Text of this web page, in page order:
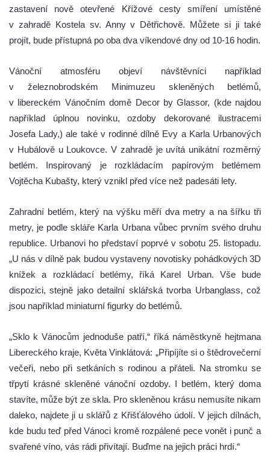
zastavení nově otevřené Křížové cesty smíření umístěné
v zahradě Kostela sv. Anny v Dětřichově. Můžete si ji také
projít, bude přístupná po oba dva víkendové dny od 10-16 hodin.
Vánoční atmosféru objeví návštěvníci například
v železnobrodském Minimuzeu skleněných betlémů,
v libereckém Vánočním domě Decor by Glassor, (kde najdou
například úplnou novinku, ozdoby dekorované ilustracemi
Josefa Lady,) ale také v rodinné dílně Evy a Karla Urbanových
v Hubálově u Loukovce. V zahradě je uvítá unikátní rozměrný
betlém. Inspirovaný je rozkládacím papírovým betlémem
Vojtěcha Kubašty, který vznikl před více než padesáti lety.
Zahradní betlém, který na výšku měří dva metry a na šířku tři
metry, je podle skláře Karla Urbana vůbec prvním svého druhu
republice. Urbanovi ho představí poprvé v sobotu 25. listopadu.
„U nás v dílně pak budou vystaveny novotisky pohádkových 3D
knížek a rozkládací betlémy,
říká Karel Urban. Vše bude
dispozici, stejně jako detailní sklářská tvorba Urbanglass, což
jsou například miniaturní figurky do betlémů.
„Sklo k Vánocům jednoduše patří,“ říká náměstkyně hejtmana
Libereckého kraje, Květa Vinklátová: „Připíjíte si o štědrovečerní
večeři, nebo při setkáních s rodinou a přáteli. Na stromku se
třpytí krásné skleněné vánoční ozdoby. I betlém, který doma
stavíte, může být ze skla. Pro skleněnou krásu nemusíte nikam
daleko, najdete ji u sklářů z Křišťálového údolí. V jejich dílnách,
kde budu teď před Vánoci kromě rozpálené pece vonět i punč a
svařené víno, vás rádi přivítají. Buďme na jejich práci hrdí.“